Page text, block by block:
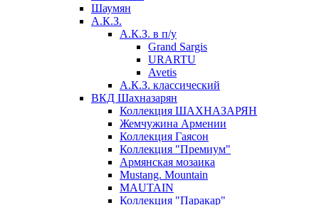
Шаумян
А.К.З.
А.К.З. в п/у
Grand Sargis
URARTU
Avetis
А.К.З. классический
ВКД Шахназарян
Коллекция ШАХНАЗАРЯН
Жемчужина Армении
Коллекция Гаясон
Коллекция "Премиум"
Армянская мозаика
Mustang. Mountain
MAUTAIN
Коллекция "Паракар"